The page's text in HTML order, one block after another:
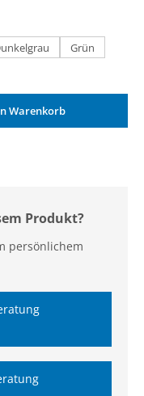
Grün
benutze die Schaltflächen
Warenkorb
Produkt?
persönlichem